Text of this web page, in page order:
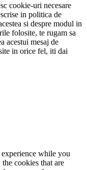
cookie-uri necesare
in politica de
si despre modul in
folosite, te rugam sa
acestui mesaj de
in orice fel, iti dai
while you
cookies that are